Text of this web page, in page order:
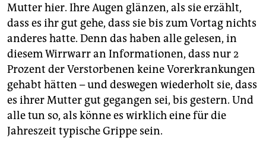
Mutter hier. Ihre Augen glänzen, als sie erzählt,
dass es ihr gut gehe, dass sie bis zum Vortag nichts
anderes hatte. Denn das haben alle gelesen, in
diesem Wirrwarr an Informa­tionen, dass nur 2
Prozent der Verstorbenen keine Vorerkrankungen
gehabt hätten – und deswegen wiederholt sie, dass
es ihrer Mutter gut gegangen sei, bis gestern. Und
alle tun so, als könne es wirklich eine für die
Jahreszeit typische Grippe sein.